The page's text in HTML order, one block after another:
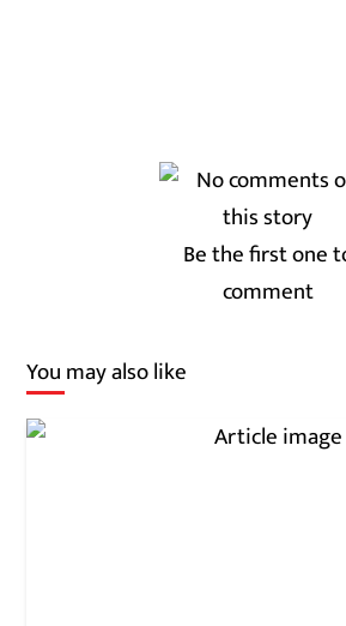
Be the first one
comment
You may also like